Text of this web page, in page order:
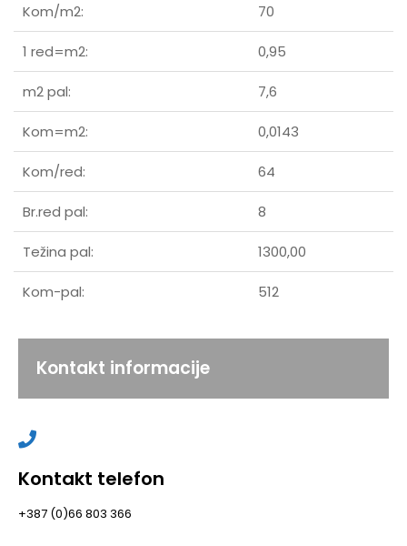
Kom/m2: 70
1 red=m2: 0,95
m2 pal: 7,6
Kom=m2: 0,0143
Kom/red: 64
Br.red pal: 8
Težina pal: 1300,00
Kom-pal: 512
Kontakt informacije
Kontakt telefon
+387 (0)66 803 366